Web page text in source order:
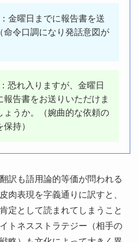
金曜日までに報告書を送
命令口調になり発話意図が
恐れ入りますが、金曜日
報告書をお送りいただけま
ょうか。（婉曲的な依頼の
持）
訳も語用論的等価が問われる
肉表現を字義通りに訳すと、
定として読まれてしまうこと
トネスストラテジー（相手の